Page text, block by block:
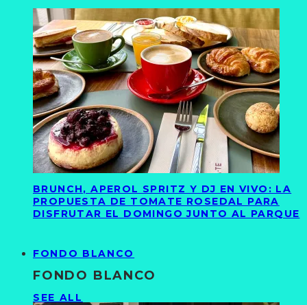
BRUNCH, APEROL SPRITZ Y DJ EN VIVO: LA
PROPUESTA DE TOMATE ROSEDAL PARA
DISFRUTAR EL DOMINGO JUNTO AL PARQUE
FONDO BLANCO
FONDO BLANCO
SEE ALL